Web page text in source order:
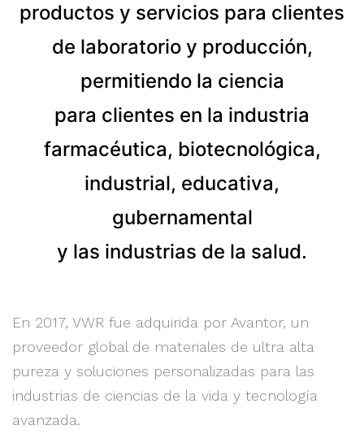
productos y servicios para clientes
de laboratorio y producción,
permitiendo la ciencia
para clientes en la industria
farmacéutica, biotecnológica,
industrial, educativa,
gubernamental
y las industrias de la salud.
En 2017, VWR fue adquirida por Avantor, un
proveedor global de materiales de ultra alta
pureza y soluciones personalizadas para las
industrias de ciencias de la vida y tecnología
avanzada.